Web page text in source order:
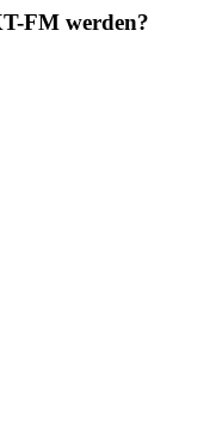
FM werden?